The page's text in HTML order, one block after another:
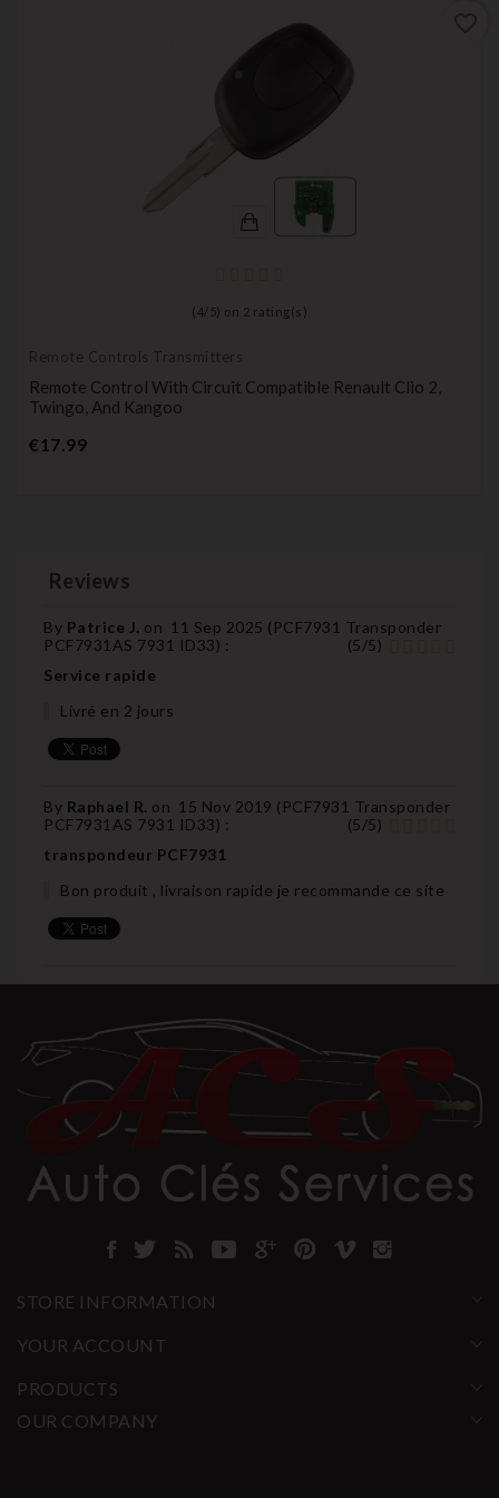
( 4/ 5) on 2 rating(s)
Remote Controls Transmitters
Remote Control With Circuit Compatible Renault Clio 2,
Twingo, And Kangoo
€17.99Price
Reviews
By Patrice J. on 11 Sep 2025 ( PCF7931 Transponder
PCF7931AS 7931 ID33) : (5/5)
Service rapide
Livré en 2 jours
By Raphael R. on 15 Nov 2019 ( PCF7931 Transponder
PCF7931AS 7931 ID33) : (5/5)
transpondeur PCF7931
Bon produit , livraison rapide je recommande ce site
STORE INFORMATION
YOUR ACCOUNT
PRODUCTS
OUR COMPANY